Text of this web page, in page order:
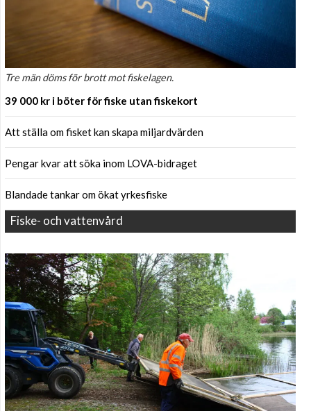
Tre män döms för brott mot fiskelagen.
39 000 kr i böter för fiske utan fiskekort
Att ställa om fisket kan skapa miljardvärden
Pengar kvar att söka inom LOVA-bidraget
Blandade tankar om ökat yrkesfiske
Fiske- och vattenvård